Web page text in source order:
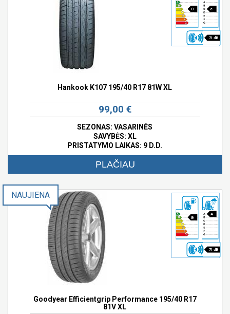
C c
71 dB
Hankook K107 195/40 R17 81W XL
99,00 €
SEZONAS: VASARINĖS
SAVYBĖS: XL
PRISTATYMO LAIKAS: 9 D.D.
PLAČIAU
B
A
71 dB
NAUJIENA
Goodyear Efficientgrip Performance 195/40 R17
81V XL